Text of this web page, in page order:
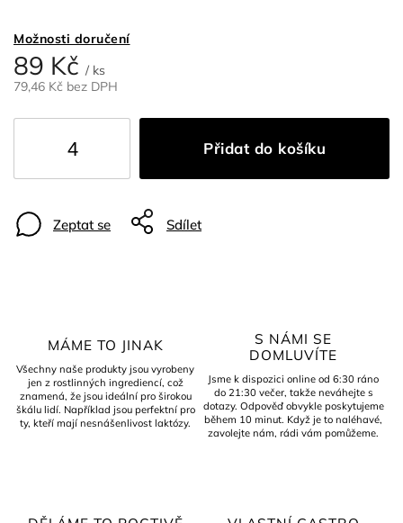
89 Kč / ks
79,46 Kč bez DPH
Možnosti doručení
Přidat do košíku
Zeptat se Sdílet
MÁME TO JINAK
Všechny naše produkty jsou vyrobeny
jen z rostlinných ingrediencí, což
znamená, že jsou ideální pro širokou
škálu lidí. Například jsou perfektní pro
ty, kteří mají nesnášenlivost laktózy.
S NÁMI SE
DOMLUVÍTE
Jsme k dispozici online od 6:30 ráno
do 21:30 večer, takže neváhejte s
dotazy. Odpověď obvykle poskytujeme
během 10 minut. Když je to naléhavé,
zavolejte nám, rádi vám pomůžeme.